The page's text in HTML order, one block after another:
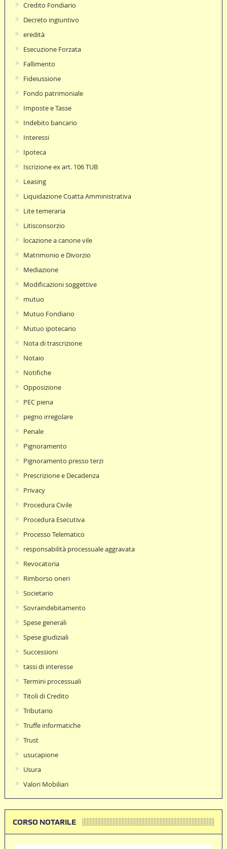
Credito Fondiario
Decreto ingiuntivo
eredità
Esecuzione Forzata
Fallimento
Fideiussione
Fondo patrimoniale
Imposte e Tasse
Indebito bancario
Interessi
Ipoteca
Iscrizione ex art. 106 TUB
Leasing
Liquidazione Coatta Amministrativa
Lite temeraria
Litisconsorzio
locazione a canone vile
Matrimonio e Divorzio
Mediazione
Modificazioni soggettive
mutuo
Mutuo Fondiario
Mutuo ipotecario
Nota di trascrizione
Notaio
Notifiche
Opposizione
PEC piena
pegno irregolare
Penale
Pignoramento
Pignoramento presso terzi
Prescrizione e Decadenza
Privacy
Procedura Civile
Procedura Esecutiva
Processo Telematico
responsabilità processuale aggravata
Revocatoria
Rimborso oneri
Societario
Sovraindebitamento
Spese generali
Spese giudiziali
Successioni
tassi di interesse
Termini processuali
Titoli di Credito
Tributario
Truffe informatiche
Trust
usucapione
Usura
Valori Mobiliari
CORSO NOTARILE